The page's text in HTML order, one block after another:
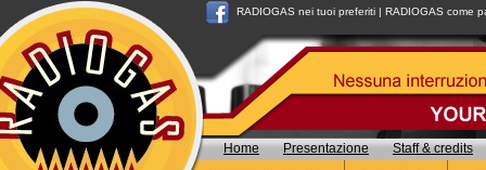
RADIOGAS nei tuoi preferiti | RADIOGAS come
Home Presentazione Staff & credits